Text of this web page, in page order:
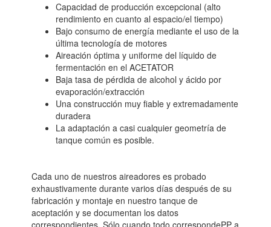
Capacidad de producción excepcional (alto
rendimiento en cuanto al espacio/el tiempo)
Bajo consumo de energía mediante el uso de la
última tecnología de motores
Aireación óptima y uniforme del líquido de
fermentación en el ACETATOR
Baja tasa de pérdida de alcohol y ácido por
evaporación/extracción
Una construcción muy fiable y extremadamente
duradera
La adaptación a casi cualquier geometría de
tanque común es posible.
Cada uno de nuestros aireadores es probado
exhaustivamente durante varios días después de su
fabricación y montaje en nuestro tanque de
aceptación y se documentan los datos